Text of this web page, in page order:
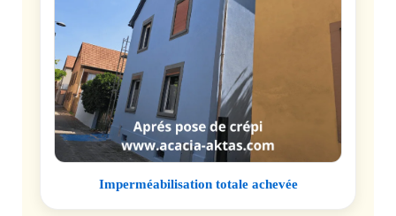
Imperméabilisation totale achevée